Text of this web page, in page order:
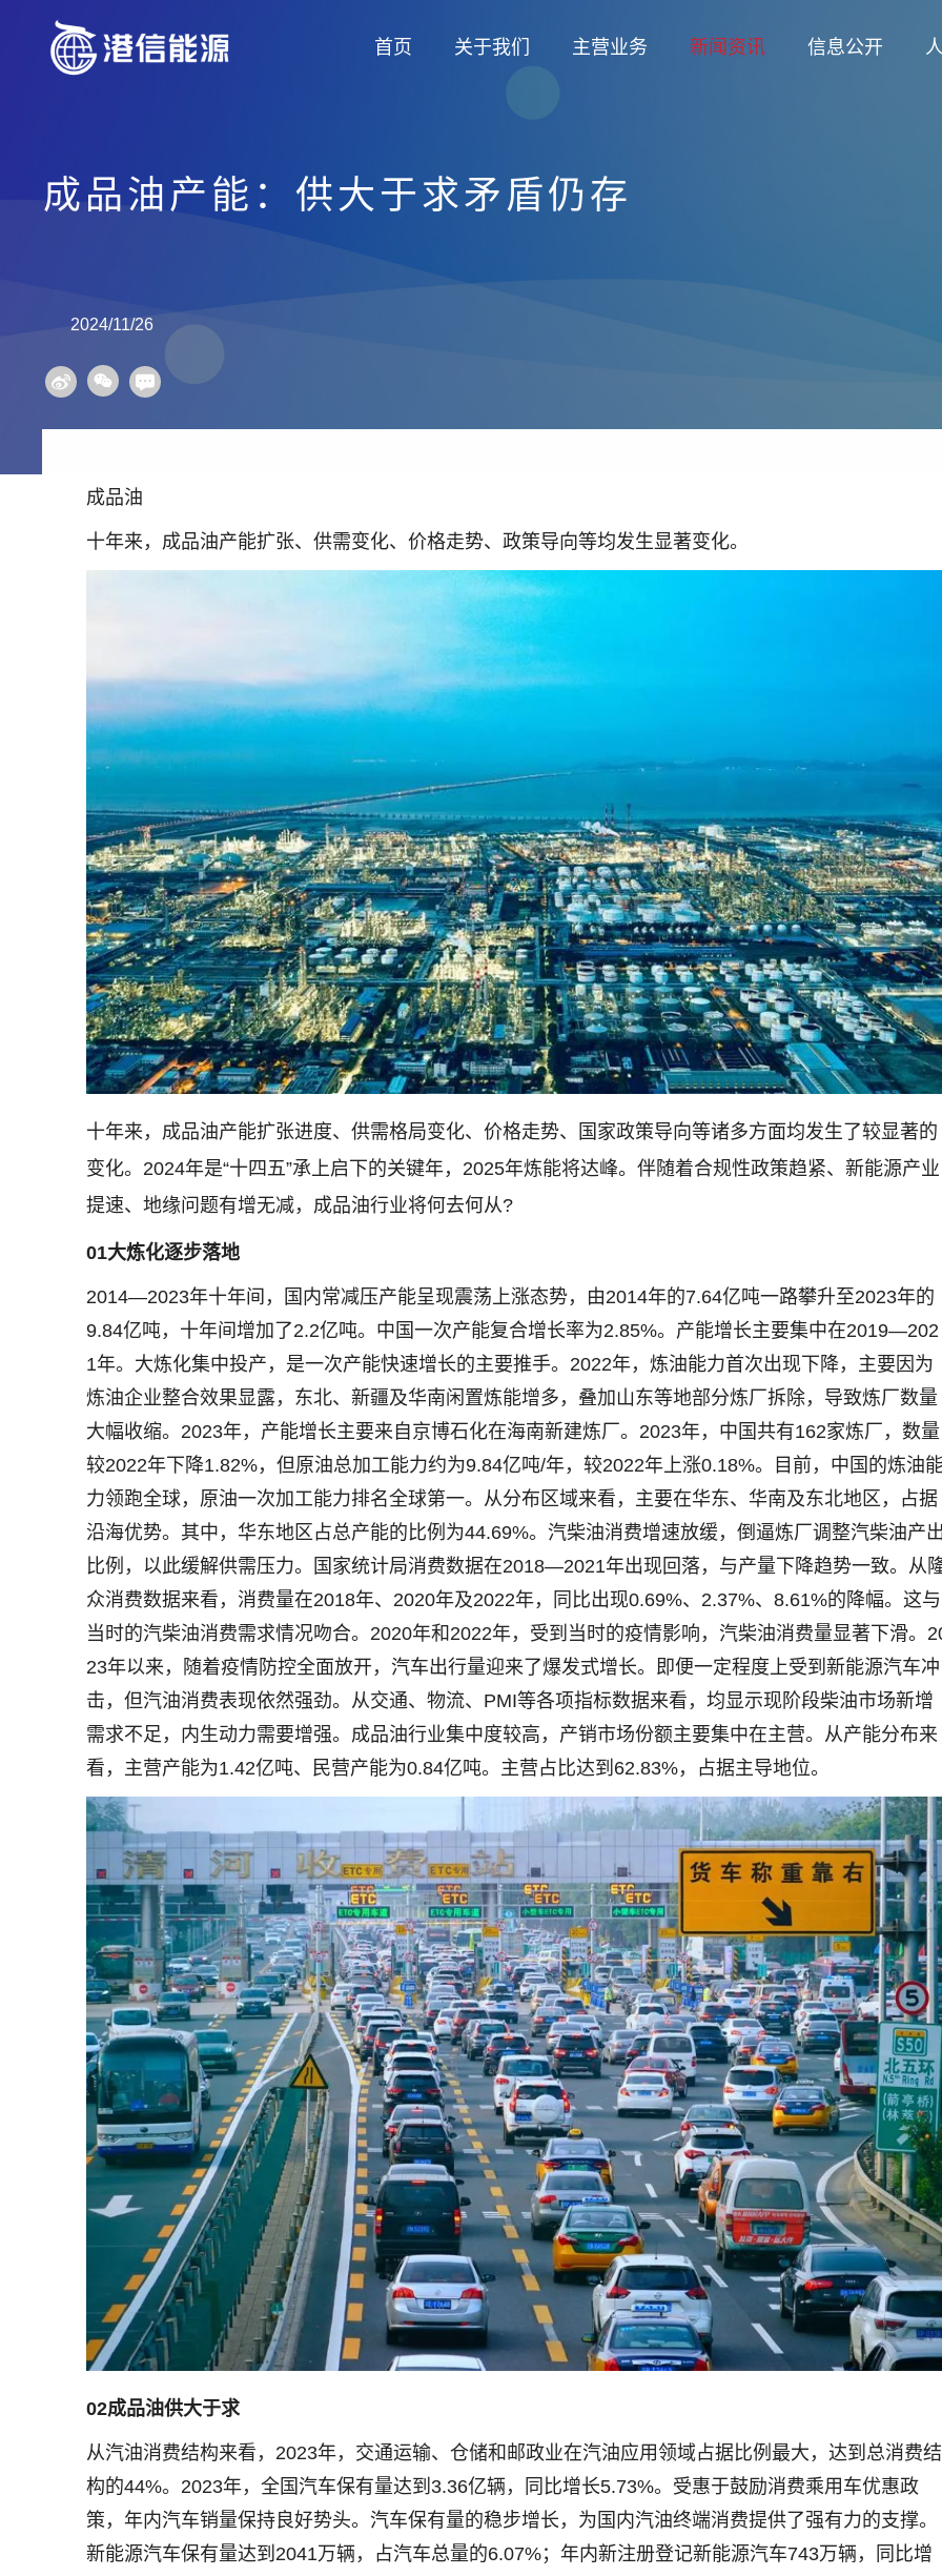
首页 关于我们 主营业务 新闻资讯 信息公开
成品油产能：供大于求矛盾仍存
2024/11/26
成品油
十年来，成品油产能扩张、供需变化、价格走势、政策导向等均发生显著变化。
十年来，成品油产能扩张进度、供需格局变化、价格走势、国家政策导向等诸多方面均发生了较显著的
变化。2024年是“十四五”承上启下的关键年，2025年炼能将达峰。伴随着合规性政策趋紧、新能源产业
提速、地缘问题有增无减，成品油行业将何去何从?
01大炼化逐步落地
2014—2023年十年间，国内常减压产能呈现震荡上涨态势，由2014年的7.64亿吨一路攀升至2023年的
9.84亿吨，十年间增加了2.2亿吨。中国一次产能复合增长率为2.85%。产能增长主要集中在2019—202
1年。大炼化集中投产，是一次产能快速增长的主要推手。2022年，炼油能力首次出现下降，主要因为
炼油企业整合效果显露，东北、新疆及华南闲置炼能增多，叠加山东等地部分炼厂拆除，导致炼厂数量
大幅收缩。2023年，产能增长主要来自京博石化在海南新建炼厂。2023年，中国共有162家炼厂，数量
较2022年下降1.82%，但原油总加工能力约为9.84亿吨/年，较2022年上涨0.18%。目前，中国的炼油
力领跑全球，原油一次加工能力排名全球第一。从分布区域来看，主要在华东、华南及东北地区，占据
沿海优势。其中，华东地区占总产能的比例为44.69%。汽柴油消费增速放缓，倒逼炼厂调整汽柴油产
比例，以此缓解供需压力。国家统计局消费数据在2018—2021年出现回落，与产量下降趋势一致。从
众消费数据来看，消费量在2018年、2020年及2022年，同比出现0.69%、2.37%、8.61%的降幅。这与
当时的汽柴油消费需求情况吻合。2020年和2022年，受到当时的疫情影响，汽柴油消费量显著下滑。
23年以来，随着疫情防控全面放开，汽车出行量迎来了爆发式增长。即便一定程度上受到新能源汽车冲
击，但汽油消费表现依然强劲。从交通、物流、PMI等各项指标数据来看，均显示现阶段柴油市场新增
需求不足，内生动力需要增强。成品油行业集中度较高，产销市场份额主要集中在主营。从产能分布来
看，主营产能为1.42亿吨、民营产能为0.84亿吨。主营占比达到62.83%，占据主导地位。
02成品油供大于求
从汽油消费结构来看，2023年，交通运输、仓储和邮政业在汽油应用领域占据比例最大，达到总消费结
构的44%。2023年，全国汽车保有量达到3.36亿辆，同比增长5.73%。受惠于鼓励消费乘用车优惠政
策，年内汽车销量保持良好势头。汽车保有量的稳步增长，为国内汽油终端消费提供了强有力的支撑。
新能源汽车保有量达到2041万辆，占汽车总量的6.07%；年内新注册登记新能源汽车743万辆，同比增